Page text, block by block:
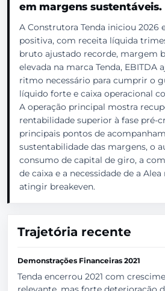
em margens sustentáveis.
A Construtora Tenda iniciou 2026
positiva, com receita líquida
bruto ajustado recorde, margem
elevada na marca Tenda, EBITDA
ritmo necessário para cumprir o
líquido forte e caixa operacional
A operação principal mostra
rentabilidade superior à fase pré-
principais pontos de
sustentabilidade das margens, o
consumo de capital de giro, a
de caixa e a necessidade de a
atingir breakeven.
Trajetória recente
Demonstrações Financeiras 2021
Tenda encerrou 2021 com